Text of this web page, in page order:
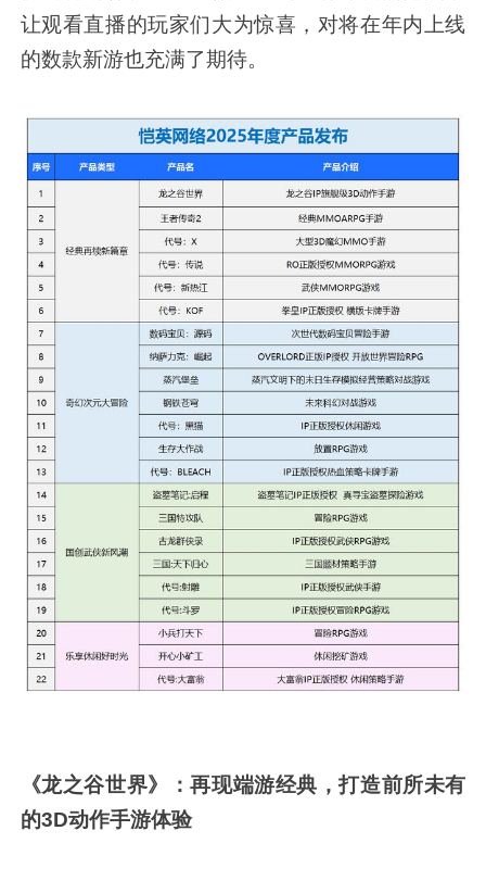
让观看直播的玩家们大为惊喜，对将在年内上线
的数款新游也充满了期待。
《龙之谷世界》：再现端游经典，打造前所未有
的3D动作手游体验